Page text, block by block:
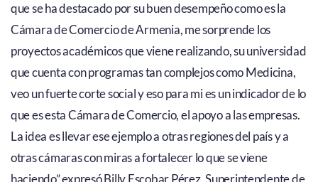
que se ha destacado por su buen desempeño como es la
Cámara de Comercio de Armenia, me sorprende los
proyectos académicos que viene realizando, su universidad
que cuenta con programas tan complejos como Medicina,
veo un fuerte corte social y eso para mi es un indicador de lo
que es esta Cámara de Comercio, el apoyo a las empresas.
La idea es llevar ese ejemplo a otras regiones del país y a
otras cámaras con miras a fortalecer lo que se viene
haciendo” expresó Billy Escobar Pérez, Superintendente de